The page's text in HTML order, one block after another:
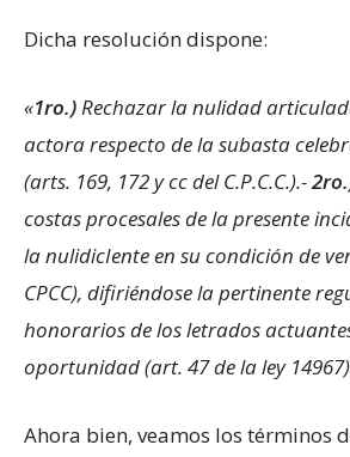
Dicha resolución dispone:
«1ro.)Rechazar la nulidad
actora respecto de la subasta
(arts. 169, 172 y cc del C.P.C.C.).-
costas procesales de la presente
lanulidicIenteen su condición de
CPCC), difiriéndose la pertinente
honorarios de los letrados
oportunidad (art. 47 de la ley
Ahora bien, veamos los términos